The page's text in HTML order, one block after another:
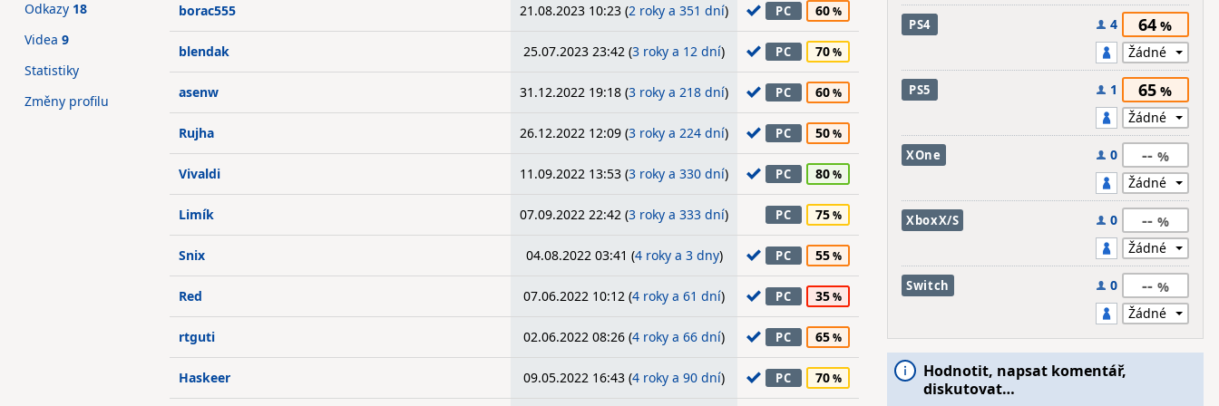
borac555 21.08.2023 10:23 (2 roky a 351 dní) PC 60
blendak 25.07.2023 23:42 (3 roky a 12 dní) PC 70
asenw 31.12.2022 19:18 (3 roky a 218 dní) PC 60
Rujha 26.12.2022 12:09 (3 roky a 224 dní) PC 50
Vivaldi 11.09.2022 13:53 (3 roky a 330 dní) PC 80
Limík 07.09.2022 22:42 (3 roky a 333 dní) PC 75
Snix 04.08.2022 03:41 (4 roky a 3 dny) PC 55
Red 07.06.2022 10:12 (4 roky a 61 dní) PC 35
rtguti 02.06.2022 08:26 (4 roky a 66 dní) PC 65
Haskeer 09.05.2022 16:43 (4 roky a 90 dní) PC 70
Odkazy 18
Videa 9
Statistiky
Změny profilu
PS4 4 64
PS5 1 65
XOne 0 --
XboxX/S 0 --
Switch 0 --
Hodnotit, napsat komentář,
diskutovat…